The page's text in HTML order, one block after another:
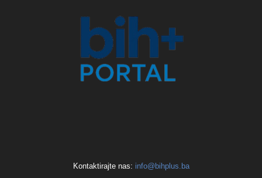
Kontaktirajte nas: info@bihplus.ba